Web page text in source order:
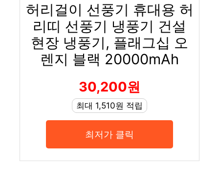
허리걸이 선풍기 휴대용 허
리띠 선풍기 냉풍기 건설
현장 냉풍기, 플래그십 오
렌지 블랙 20000mAh
30,200원
최대 1,510원 적립
최저가 클릭